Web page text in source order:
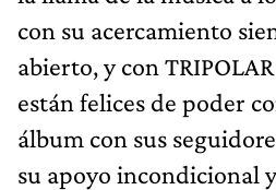
con su acercamiento
abierto, y con
están felices de poder
álbum con sus
su apoyo incondicional